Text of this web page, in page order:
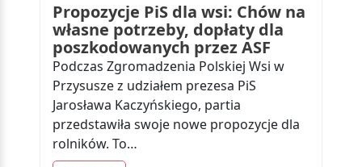
Propozycje PiS dla wsi: Chów na
własne potrzeby, dopłaty dla
poszkodowanych przez ASF
Podczas Zgromadzenia Polskiej Wsi w
Przysusze z udziałem prezesa PiS
Jarosława Kaczyńskiego, partia
przedstawiła swoje nowe propozycje dla
rolników. To…